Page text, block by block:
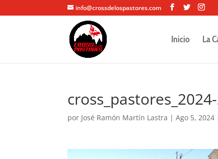
info@crossdelospastores.com
Inicio La
por José Ramón Martín Lastra |Ago 5, 2024